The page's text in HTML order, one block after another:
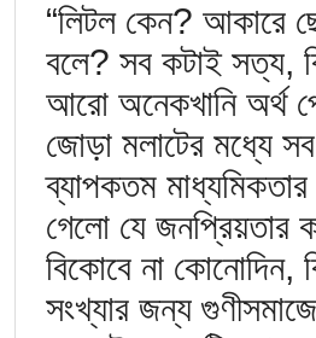
“লিটল কেন? আকারে
বলে? সব কটাই সত্য,
আরো অনেকখানি অর্থ
জোড়া মলাটের মধ্যে
ব্যাপকতম
গেলো যে জনপ্রিয়তার
বিকোবে না
সংখ্যার জন্য